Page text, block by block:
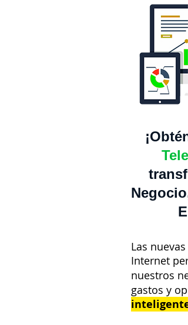
Las
Internet
nuestros
gastos y
inteligente